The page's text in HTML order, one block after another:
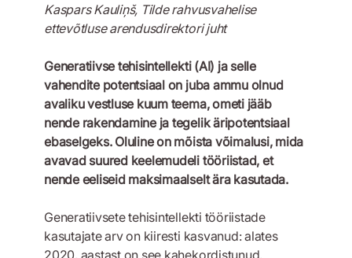
Kaspars Kauliņš, Tilde rahvusvahelise
ettevõtluse arendusdirektori juht
Generatiivse tehisintellekti (AI) ja selle
vahendite potentsiaal on juba ammu olnud
avaliku vestluse kuum teema, ometi jääb
nende rakendamine ja tegelik äripotentsiaal
ebaselgeks. Oluline on mõista võimalusi, mida
avavad suured keelemudeli tööriistad, et
nende eeliseid maksimaalselt ära kasutada.
Generatiivsete tehisintellekti tööriistade
kasutajate arv on kiiresti kasvanud: alates
2020. aastast on see kahekordistunud,